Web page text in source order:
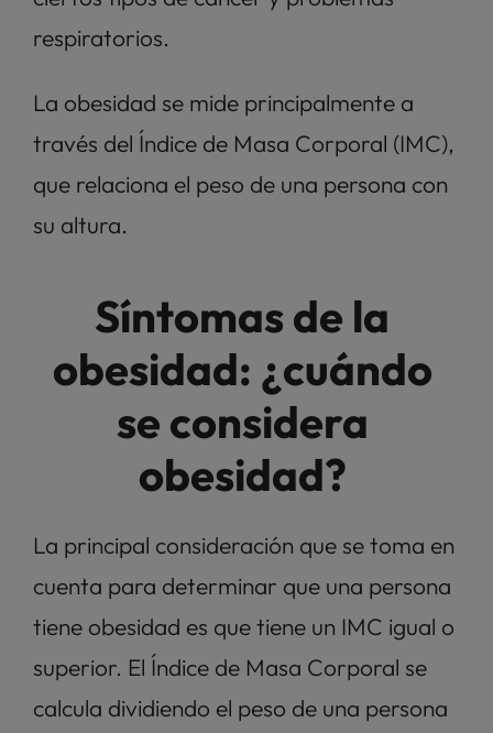
respiratorios.
La obesidad se mide principalmente a
través del Índice de Masa Corporal (IMC),
que relaciona el peso de una persona con
su altura.
Síntomas de la
obesidad: ¿cuándo
se considera
obesidad?
La principal consideración que se toma en
cuenta para determinar que una persona
tiene obesidad es que tiene un IMC igual o
superior. El Índice de Masa Corporal se
calcula dividiendo el peso de una persona